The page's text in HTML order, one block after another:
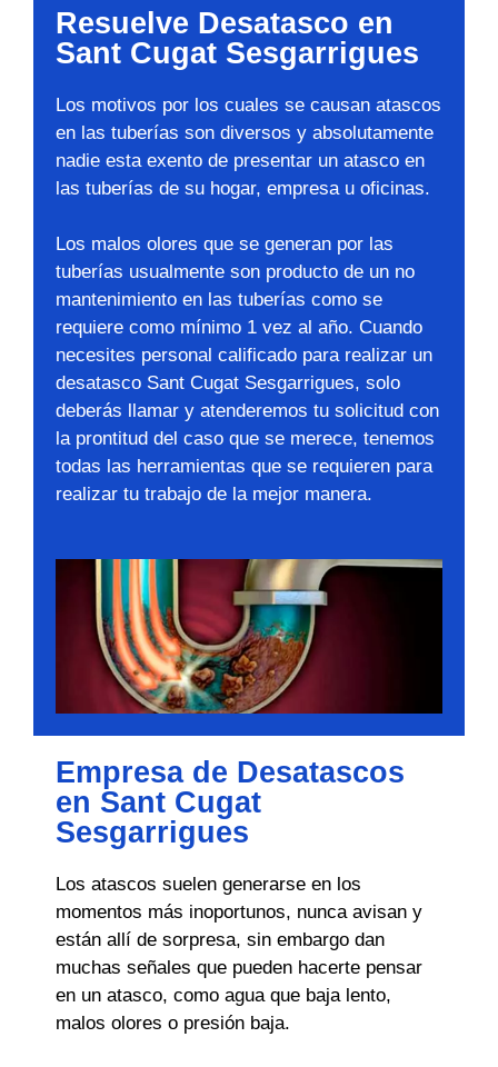
Resuelve Desatasco en
Sant Cugat Sesgarrigues
Los motivos por los cuales se causan atascos
en las tuberías son diversos y absolutamente
nadie esta exento de presentar un atasco en
las tuberías de su hogar, empresa u oficinas.
Los malos olores que se generan por las
tuberías usualmente son producto de un no
mantenimiento en las tuberías como se
requiere como mínimo 1 vez al año. Cuando
necesites personal calificado para realizar un
desatasco Sant Cugat Sesgarrigues, solo
deberás llamar y atenderemos tu solicitud con
la prontitud del caso que se merece, tenemos
todas las herramientas que se requieren para
realizar tu trabajo de la mejor manera.
Empresa de Desatascos
en Sant Cugat
Sesgarrigues
Los atascos suelen generarse en los
momentos más inoportunos, nunca avisan y
están allí de sorpresa, sin embargo dan
muchas señales que pueden hacerte pensar
en un atasco, como agua que baja lento,
malos olores o presión baja.